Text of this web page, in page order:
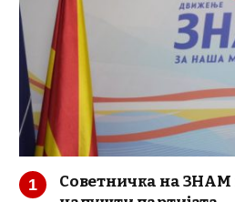
Советничка на ЗНАМ